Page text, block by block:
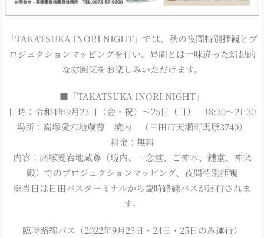
「TAKATSUKA INORI NIGHT」では、秋の夜間特別拝観とプ
ロジェクションマッピングを行い、昼間とは一味違った幻想的
な雰囲気をお楽しみいただけます。
■「TAKATSUKA INORI NIGHT」
日時：令和4年9月23日（金・祝）～25日（日） 18:30～21:30
場所：高塚愛宕地蔵尊 境内 （日田市天瀬町馬原3740）
料金：無料
内容：高塚愛宕地蔵尊（境内、一念堂、ご神木、鍾堂、神楽
殿）でのプロジェクションマッピング、夜間特別拝観
※当日は日田バスターミナルから臨時路線バスが運行されま
す。
臨時路線バス（2022年9月23日・24日・25日のみ運行）